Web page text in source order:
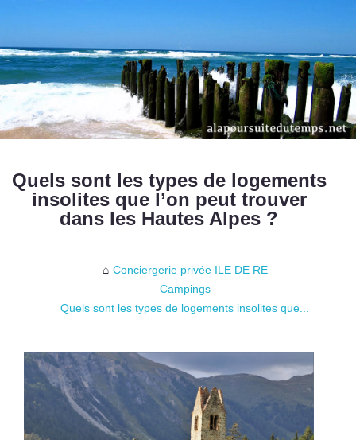
Quels sont les types de logements
insolites que l’on peut trouver
dans les Hautes Alpes ?
Conciergerie privée ILE DE RE
Campings
Quels sont les types de logements insolites que...